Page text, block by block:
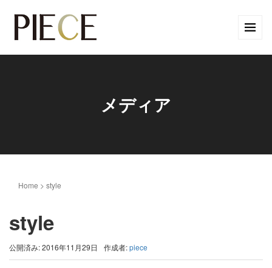
メディア
Home > style
style
公開済み: 2016年11月29日 作成者:piece